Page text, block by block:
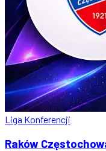
Liga Konferencji
Raków